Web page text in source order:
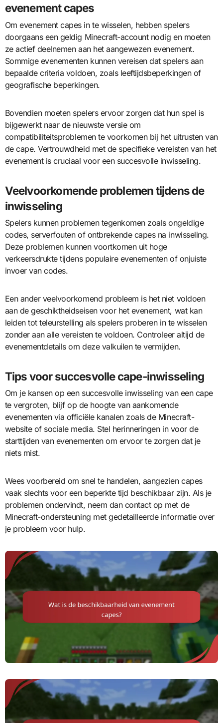
evenement capes
Om evenement capes in te wisselen, hebben spelers
doorgaans een geldig Minecraft-account nodig en moeten
ze actief deelnemen aan het aangewezen evenement.
Sommige evenementen kunnen vereisen dat spelers aan
bepaalde criteria voldoen, zoals leeftijdsbeperkingen of
geografische beperkingen.
Bovendien moeten spelers ervoor zorgen dat hun spel is
bijgewerkt naar de nieuwste versie om
compatibiliteitsproblemen te voorkomen bij het uitrusten van
de cape. Vertrouwdheid met de specifieke vereisten van het
evenement is cruciaal voor een succesvolle inwisseling.
Veelvoorkomende problemen tijdens de
inwisseling
Spelers kunnen problemen tegenkomen zoals ongeldige
codes, serverfouten of ontbrekende capes na inwisseling.
Deze problemen kunnen voortkomen uit hoge
verkeersdrukte tijdens populaire evenementen of onjuiste
invoer van codes.
Een ander veelvoorkomend probleem is het niet voldoen
aan de geschiktheidseisen voor het evenement, wat kan
leiden tot teleurstelling als spelers proberen in te wisselen
zonder aan alle vereisten te voldoen. Controleer altijd de
evenementdetails om deze valkuilen te vermijden.
Tips voor succesvolle cape-inwisseling
Om je kansen op een succesvolle inwisseling van een cape
te vergroten, blijf op de hoogte van aankomende
evenementen via officiële kanalen zoals de Minecraft-
website of sociale media. Stel herinneringen in voor de
starttijden van evenementen om ervoor te zorgen dat je
niets mist.
Wees voorbereid om snel te handelen, aangezien capes
vaak slechts voor een beperkte tijd beschikbaar zijn. Als je
problemen ondervindt, neem dan contact op met de
Minecraft-ondersteuning met gedetailleerde informatie over
je probleem voor hulp.